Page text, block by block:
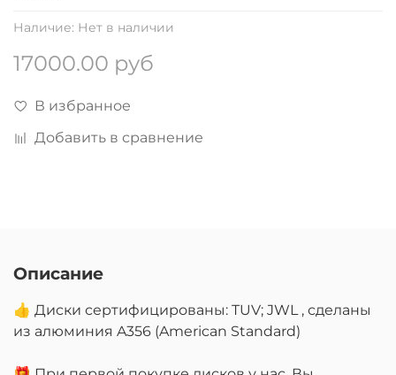
Наличие: Нет в наличии
17000.00 руб
В избранное
Добавить в сравнение
Описание
👍 Диски сертифицированы: TUV; JWL , сделаны
из алюминия A356 (American Standard)